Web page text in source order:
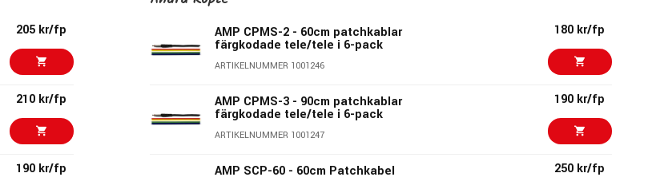
205 kr/fp
210 kr/fp
190 kr/fp
AMP CPMS-2 - 60cm patchkablar
färgkodade tele/tele i 6-pack
ARTIKELNUMMER 1001246
180 kr/fp
AMP CPMS-3 - 90cm patchkablar
färgkodade tele/tele i 6-pack
ARTIKELNUMMER 1001247
190 kr/fp
AMP SCP-60 - 60cm Patchkabel 250 kr/fp